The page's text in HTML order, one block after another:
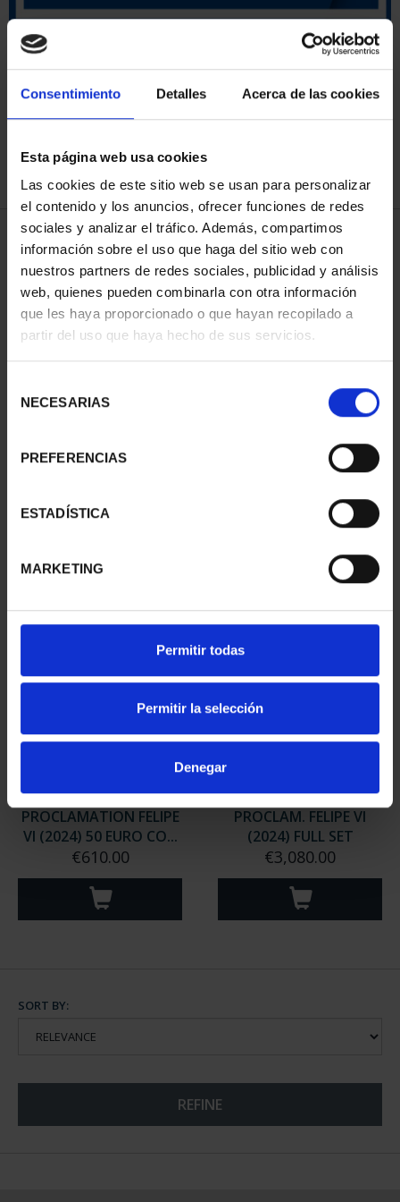
Consentimiento Detalles Acerca de las cookies
Esta página web usa cookies
Las cookies de este sitio web se usan para personalizar
el contenido y los anuncios, ofrecer funciones de redes
sociales y analizar el tráfico. Además, compartimos
información sobre el uso que haga del sitio web con
nuestros partners de redes sociales, publicidad y análisis
web, quienes pueden combinarla con otra información
que les haya proporcionado o que hayan recopilado a
partir del uso que haya hecho de sus servicios.
NECESARIAS
PREFERENCIAS
ESTADÍSTICA
MARKETING
Permitir todas
Permitir la selección
Denegar
REFINE
4 Products found
...
PROCLAM. FELIPE VI
PROCLAMATION FELIPE
VI (2024) 50 EURO CO...
€610.00
PROCLAM. FELIPE VI
(2024) FULL SET
€3,080.00
SORT BY:
REFINE